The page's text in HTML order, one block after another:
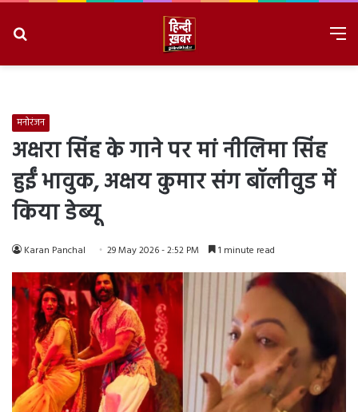
मनोरंजन
अक्षरा सिंह के गाने पर मां नीलिमा सिंह
हुईं भावुक, अक्षय कुमार संग बॉलीवुड में
किया डेब्यू
Karan Panchal 29 May 2026 - 2:52 PM 1 minute read